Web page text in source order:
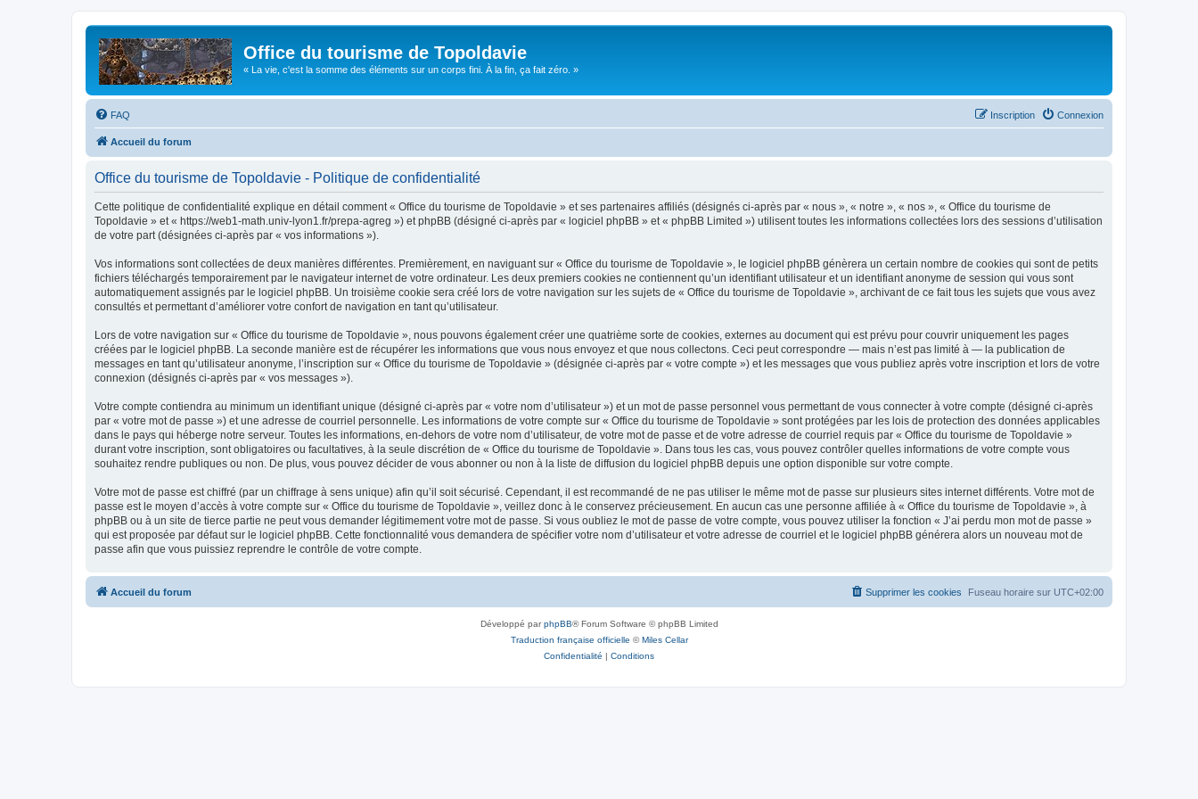
Office du tourisme de Topoldavie
« La vie, c'est la somme des éléments sur un corps fini. À la fin, ça fait zéro. »
FAQ Connexion
Inscription
Accueil du forum
Office du tourisme de Topoldavie - Politique de confidentialité
Cette politique de confidentialité explique en détail comment « Office du tourisme de Topoldavie » et ses partenaires affiliés (désignés ci-après par « nous », « notre », « nos », « Office du tourisme de
Topoldavie » et « https://web1-math.univ-lyon1.fr/prepa-agreg ») et phpBB (désigné ci-après par « logiciel phpBB » et « phpBB Limited ») utilisent toutes les informations collectées lors des sessions d’utilisation
de votre part (désignées ci-après par « vos informations »).
Vos informations sont collectées de deux manières différentes. Premièrement, en naviguant sur « Office du tourisme de Topoldavie », le logiciel phpBB génèrera un certain nombre de cookies qui sont de petits
fichiers téléchargés temporairement par le navigateur internet de votre ordinateur. Les deux premiers cookies ne contiennent qu’un identifiant utilisateur et un identifiant anonyme de session qui vous sont
automatiquement assignés par le logiciel phpBB. Un troisième cookie sera créé lors de votre navigation sur les sujets de « Office du tourisme de Topoldavie », archivant de ce fait tous les sujets que vous avez
consultés et permettant d’améliorer votre confort de navigation en tant qu’utilisateur.
Lors de votre navigation sur « Office du tourisme de Topoldavie », nous pouvons également créer une quatrième sorte de cookies, externes au document qui est prévu pour couvrir uniquement les pages
créées par le logiciel phpBB. La seconde manière est de récupérer les informations que vous nous envoyez et que nous collectons. Ceci peut correspondre — mais n’est pas limité à — la publication de
messages en tant qu’utilisateur anonyme, l’inscription sur « Office du tourisme de Topoldavie » (désignée ci-après par « votre compte ») et les messages que vous publiez après votre inscription et lors de votre
connexion (désignés ci-après par « vos messages »).
Votre compte contiendra au minimum un identifiant unique (désigné ci-après par « votre nom d’utilisateur ») et un mot de passe personnel vous permettant de vous connecter à votre compte (désigné ci-après
par « votre mot de passe ») et une adresse de courriel personnelle. Les informations de votre compte sur « Office du tourisme de Topoldavie » sont protégées par les lois de protection des données applicables
dans le pays qui héberge notre serveur. Toutes les informations, en-dehors de votre nom d’utilisateur, de votre mot de passe et de votre adresse de courriel requis par « Office du tourisme de Topoldavie »
durant votre inscription, sont obligatoires ou facultatives, à la seule discrétion de « Office du tourisme de Topoldavie ». Dans tous les cas, vous pouvez contrôler quelles informations de votre compte vous
souhaitez rendre publiques ou non. De plus, vous pouvez décider de vous abonner ou non à la liste de diffusion du logiciel phpBB depuis une option disponible sur votre compte.
Votre mot de passe est chiffré (par un chiffrage à sens unique) afin qu’il soit sécurisé. Cependant, il est recommandé de ne pas utiliser le même mot de passe sur plusieurs sites internet différents. Votre mot de
passe est le moyen d’accès à votre compte sur « Office du tourisme de Topoldavie », veillez donc à le conservez précieusement. En aucun cas une personne affiliée à « Office du tourisme de Topoldavie », à
phpBB ou à un site de tierce partie ne peut vous demander légitimement votre mot de passe. Si vous oubliez le mot de passe de votre compte, vous pouvez utiliser la fonction « J’ai perdu mon mot de passe »
qui est proposée par défaut sur le logiciel phpBB. Cette fonctionnalité vous demandera de spécifier votre nom d’utilisateur et votre adresse de courriel et le logiciel phpBB générera alors un nouveau mot de
passe afin que vous puissiez reprendre le contrôle de votre compte.
Accueil du forum Fuseau horaire sur UTC+02:00
Supprimer les cookies
Développé parphpBB® Forum Software © phpBB Limited
Traduction française officielle ©Miles Cellar
Confidentialité | Conditions